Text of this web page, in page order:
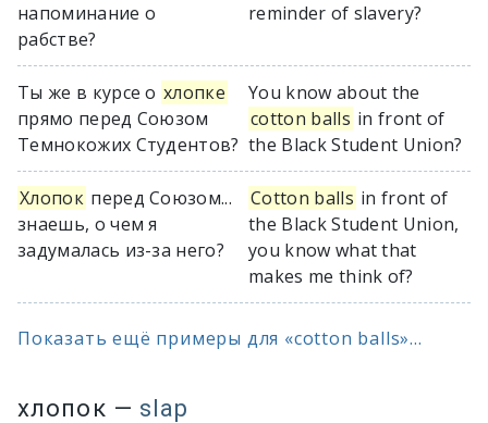
напоминание о
рабстве?
reminder of slavery?
Ты же в курсе о хлопке
прямо перед Союзом
Темнокожих Студентов?
You know about the
cotton balls in front of
the Black Student Union?
Хлопок перед Союзом...
знаешь, о чем я
задумалась из-за него?
Cotton balls in front of
the Black Student Union,
you know what that
makes me think of?
Показать ещё примеры для «cotton balls»...
хлопок — slap